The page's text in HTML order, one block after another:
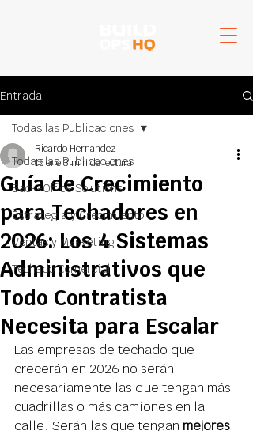
Entrada
Todas las Publicaciones
Back-Office Solutions
Estrategia y Crecimiento
Ventas y Marketing
Techado Comercial
Todas las Publicaciones
Guía de Crecimiento
para Techadores en
2026: Los 4 Sistemas
Administrativos que
Todo Contratista
Necesita para Escalar
Ricardo Hernandez
15 ene3 min de lectura
Las empresas de techado que
crecerán en 2026 no serán
necesariamente las que tengan más
cuadrillas o más camiones en la
calle. Serán las que tengan mejores